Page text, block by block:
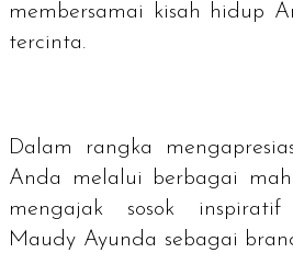
membersamai kisah hidup
tercinta.
Dalam rangka
Anda melalui berbagai
mengajak sosok
Maudy Ayunda sebagai